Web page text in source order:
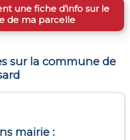
une fiche d’info sur le
de ma parcelle
sur la commune de
mairie :